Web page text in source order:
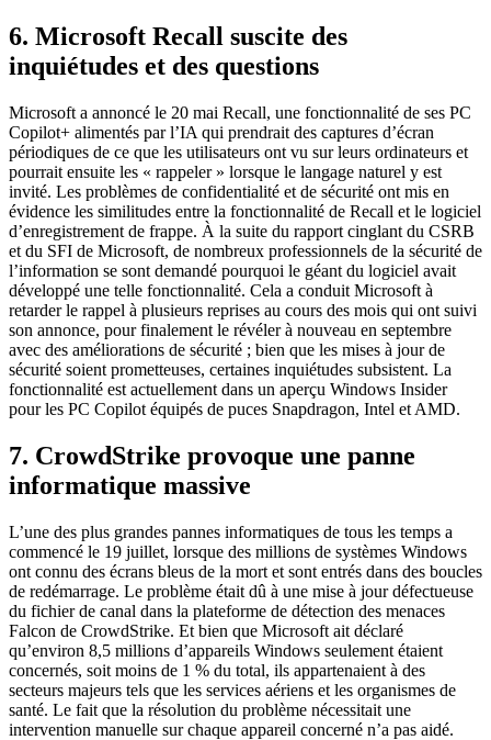
6. Microsoft Recall suscite des
inquiétudes et des questions
Microsoft a annoncé le 20 mai Recall, une fonctionnalité de ses PC
Copilot+ alimentés par l’IA qui prendrait des captures d’écran
périodiques de ce que les utilisateurs ont vu sur leurs ordinateurs et
pourrait ensuite les « rappeler » lorsque le langage naturel y est
invité. Les problèmes de confidentialité et de sécurité ont mis en
évidence les similitudes entre la fonctionnalité de Recall et le logiciel
d’enregistrement de frappe. À la suite du rapport cinglant du CSRB
et du SFI de Microsoft, de nombreux professionnels de la sécurité de
l’information se sont demandé pourquoi le géant du logiciel avait
développé une telle fonctionnalité. Cela a conduit Microsoft à
retarder le rappel à plusieurs reprises au cours des mois qui ont suivi
son annonce, pour finalement le révéler à nouveau en septembre
avec des améliorations de sécurité ; bien que les mises à jour de
sécurité soient prometteuses, certaines inquiétudes subsistent. La
fonctionnalité est actuellement dans un aperçu Windows Insider
pour les PC Copilot équipés de puces Snapdragon, Intel et AMD.
7. CrowdStrike provoque une panne
informatique massive
L’une des plus grandes pannes informatiques de tous les temps a
commencé le 19 juillet, lorsque des millions de systèmes Windows
ont connu des écrans bleus de la mort et sont entrés dans des boucles
de redémarrage. Le problème était dû à une mise à jour défectueuse
du fichier de canal dans la plateforme de détection des menaces
Falcon de CrowdStrike. Et bien que Microsoft ait déclaré
qu’environ 8,5 millions d’appareils Windows seulement étaient
concernés, soit moins de 1 % du total, ils appartenaient à des
secteurs majeurs tels que les services aériens et les organismes de
santé. Le fait que la résolution du problème nécessitait une
intervention manuelle sur chaque appareil concerné n’a pas aidé.